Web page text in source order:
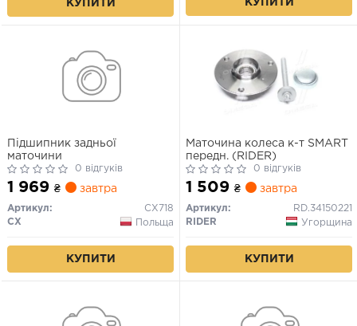
КУПИТИ КУПИТИ
Підшипник задньої
маточини
0 відгуків
1 969 ₴ завтра
Артикул:
CX718
CX
Польща
КУПИТИ
Маточина колеса к-т SMART
передн. (RIDER)
0 відгуків
1 509 ₴ завтра
Артикул:
RD.34150221
RIDER
Угорщина
КУПИТИ